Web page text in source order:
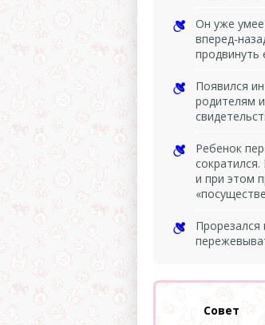
Он уже
вперед-
продвинуть
Появился
родителям
Ребенок
и при этом
Прорезался
Совет